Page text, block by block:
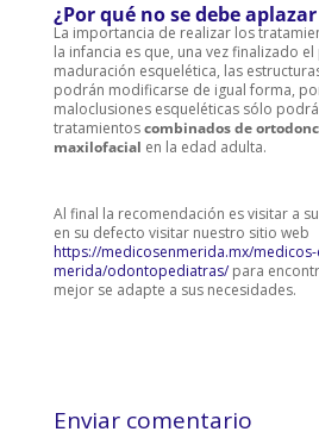
¿Por qué no se debe
La importancia de realizar los
la infancia es que, una vez finalizado
maduración esquelética, las
podrán modificarse de igual forma,
maloclusiones esqueléticas sólo
tratamientoscombinados de
maxilofacial en la edad adulta.
Al final la recomendación es visitar a su
en su defecto visitar nuestro sitio web
https://medicosenmerida.mx/medicos-
merida/odontopediatras/para
mejor se adapte a sus necesidades.
Enviar comentario